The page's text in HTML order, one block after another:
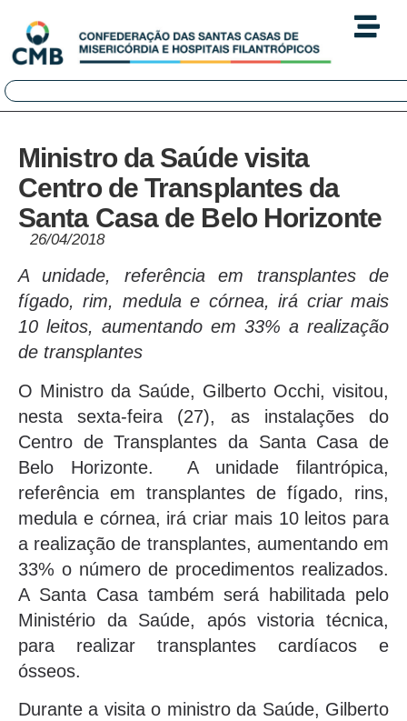
Ministro da Saúde visita
Centro de Transplantes da
Santa Casa de Belo Horizonte
26/04/2018
A unidade, referência em transplantes de
fígado, rim, medula e córnea, irá criar mais
10 leitos, aumentando em 33% a realização
de transplantes
O Ministro da Saúde, Gilberto Occhi, visitou,
nesta sexta-feira (27), as instalações do
Centro de Transplantes da Santa Casa de
Belo Horizonte. A unidade filantrópica,
referência em transplantes de fígado, rins,
medula e córnea, irá criar mais 10 leitos para
a realização de transplantes, aumentando em
33% o número de procedimentos realizados.
A Santa Casa também será habilitada pelo
Ministério da Saúde, após vistoria técnica,
para realizar transplantes cardíacos e
ósseos.
Durante a visita o ministro da Saúde, Gilberto